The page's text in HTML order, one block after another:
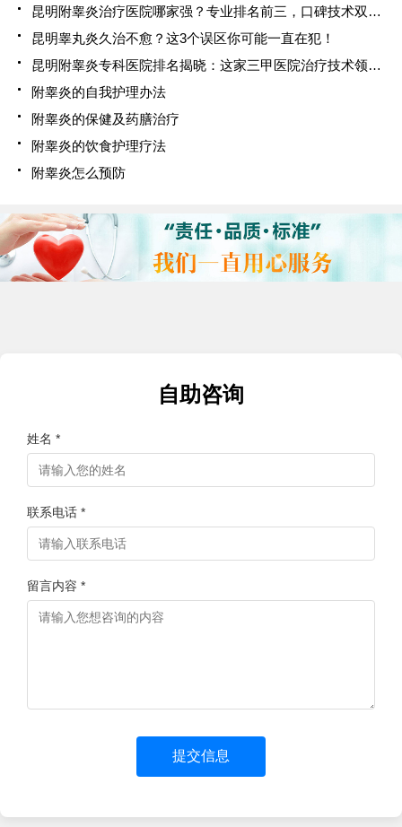
昆明附睾炎治疗医院哪家强？专业排名前三，口碑技术双优推荐！
昆明睾丸炎久治不愈？这3个误区你可能一直在犯！
昆明附睾炎专科医院排名揭晓：这家三甲医院治疗技术领先，患者口碑爆棚！
附睾炎的自我护理办法
附睾炎的保健及药膳治疗
附睾炎的饮食护理疗法
附睾炎怎么预防
自助咨询
姓名 *
联系电话 *
留言内容 *
提交信息